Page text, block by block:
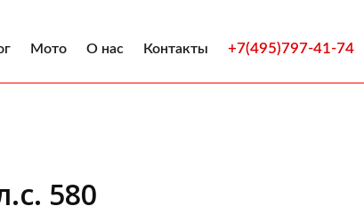
Мото О нас Контакты +7(495)797-41-74
580